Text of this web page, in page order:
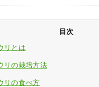
目次
リとは
リの栽培方法
リの食べ方